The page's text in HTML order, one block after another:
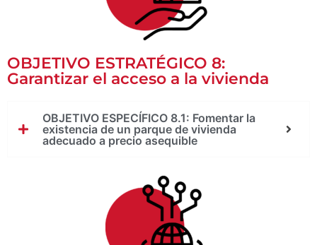
OBJETIVO ESTRATÉGICO 8:
Garantizar el acceso a la vivienda
OBJETIVO ESPECÍFICO 8.1: Fomentar la
existencia de un parque de vivienda
adecuado a precio asequible